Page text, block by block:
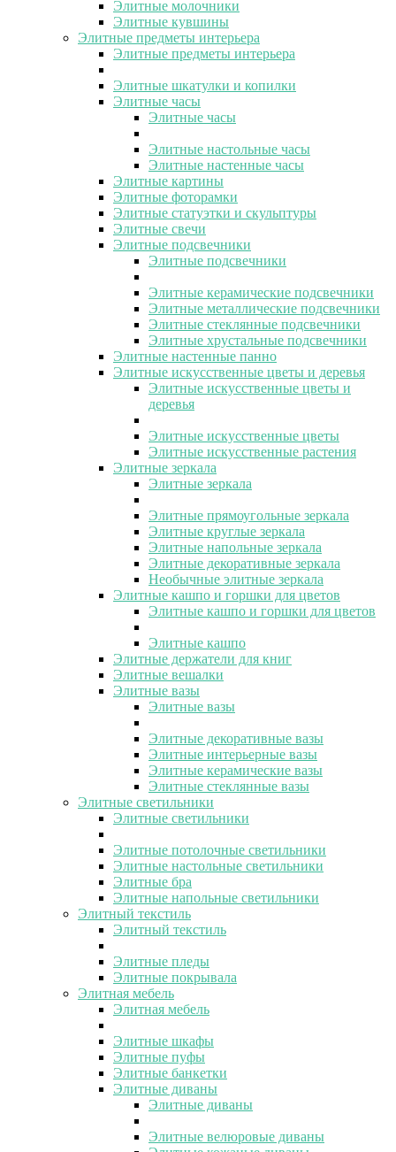
Элитные молочники
Элитные кувшины
Элитные предметы интерьера
Элитные предметы интерьера
Элитные шкатулки и копилки
Элитные часы
Элитные часы
Элитные настольные часы
Элитные настенные часы
Элитные картины
Элитные фоторамки
Элитные статуэтки и скульптуры
Элитные свечи
Элитные подсвечники
Элитные подсвечники
Элитные керамические подсвечники
Элитные металлические подсвечники
Элитные стеклянные подсвечники
Элитные хрустальные подсвечники
Элитные настенные панно
Элитные искусственные цветы и деревья
Элитные искусственные цветы и
деревья
Элитные искусственные цветы
Элитные искусственные растения
Элитные зеркала
Элитные зеркала
Элитные прямоугольные зеркала
Элитные круглые зеркала
Элитные напольные зеркала
Элитные декоративные зеркала
Необычные элитные зеркала
Элитные кашпо и горшки для цветов
Элитные кашпо и горшки для цветов
Элитные кашпо
Элитные держатели для книг
Элитные вешалки
Элитные вазы
Элитные вазы
Элитные декоративные вазы
Элитные интерьерные вазы
Элитные керамические вазы
Элитные стеклянные вазы
Элитные светильники
Элитные светильники
Элитные потолочные светильники
Элитные настольные светильники
Элитные бра
Элитные напольные светильники
Элитный текстиль
Элитный текстиль
Элитные пледы
Элитные покрывала
Элитная мебель
Элитная мебель
Элитные шкафы
Элитные пуфы
Элитные банкетки
Элитные диваны
Элитные диваны
Элитные велюровые диваны